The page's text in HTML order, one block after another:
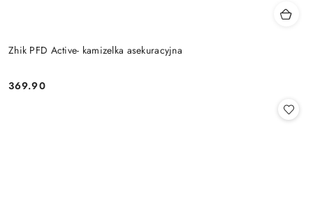
Zhik PFD Active- kamizelka asekuracyjna
Cena:
369.90